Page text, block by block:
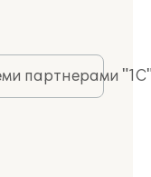
партнерами